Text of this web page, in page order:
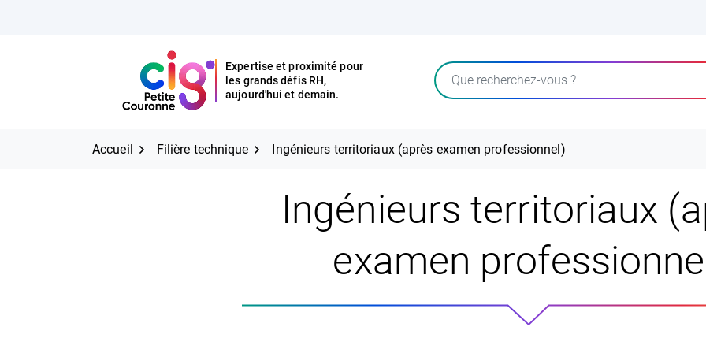
CIG Petite Couronne
Expertise et proximité pour
les grands défis RH,
aujourd'hui et demain.
Rechercher
CIG Petite Couronne
Expertise et proximité pour
les grands défis RH,
aujourd'hui et demain.
Accueil Filière technique Ingénieurs territoriaux (après examen professionnel)
Ingénieurs territoriaux
examen